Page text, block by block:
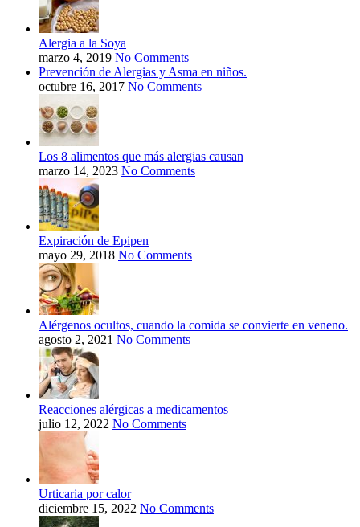
Alergia a la Soya
marzo 4, 2019 No Comments
Prevención de Alergias y Asma en niños.
octubre 16, 2017 No Comments
Los 8 alimentos que más alergias causan
marzo 14, 2023 No Comments
Expiración de Epipen
mayo 29, 2018 No Comments
Alérgenos ocultos, cuando la comida se convierte en veneno.
agosto 2, 2021 No Comments
Reacciones alérgicas a medicamentos
julio 12, 2022 No Comments
Urticaria por calor
diciembre 15, 2022 No Comments